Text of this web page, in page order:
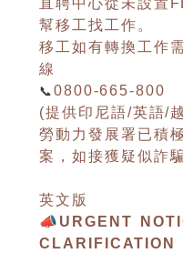
直聘中心從未設置
幫移工找工作。
移工如有轉換工作
線
📞0800-665-800
(提供印尼語/英語/
勞動力發展署已積
案，如接獲疑似詐
英文版
📣URGENT
CLARIFICATION